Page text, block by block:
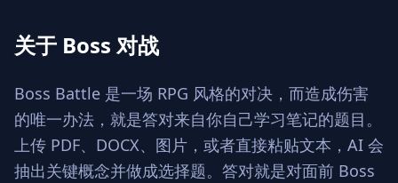
关于 Boss 对战
Boss Battle 是一场 RPG 风格的对决，而造成伤害
的唯一办法，就是答对来自你自己学习笔记的题目。
上传 PDF、DOCX、图片，或者直接粘贴文本，AI 会
抽出关键概念并做成选择题。答对就是对面前 Boss